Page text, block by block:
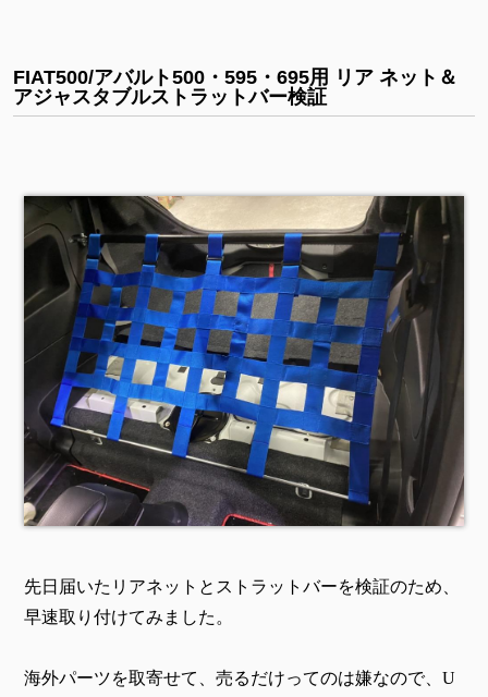
FIAT500/アバルト500・595・695用 リア ネット＆
アジャスタブルストラットバー検証
先日届いたリアネットとストラットバーを検証のため、
早速取り付けてみました。
海外パーツを取寄せて、売るだけってのは嫌なので、U